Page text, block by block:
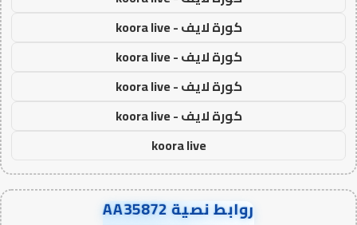
كورة لايف - koora live
كورة لايف - koora live
كورة لايف - koora live
كورة لايف - koora live
koora live
روابط نصية AA35872